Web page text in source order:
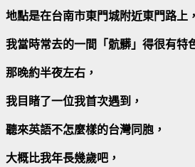
地點是在台南市東門城附近東門路上，
我當時常去的一間「骯髒」得很有特
那晚約半夜左右，
我目睹了一位我首次遇到，
聽來英語不怎麼樣的台灣同胞，
大概比我年長幾歲吧，